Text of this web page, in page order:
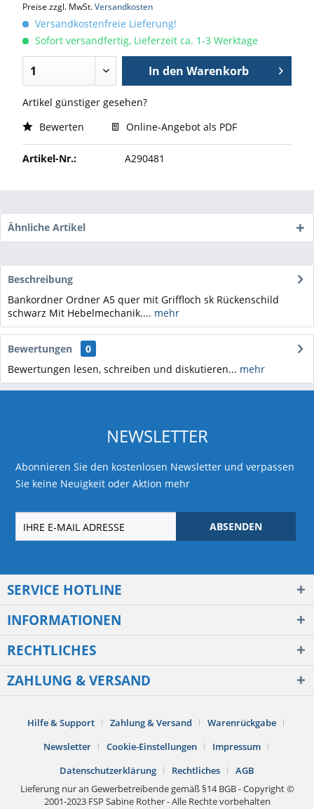
Preise zzgl. MwSt.Versandkosten
Versandkostenfreie Lieferung!
Sofort versandfertig, Lieferzeit ca. 1-3 Werktage
In den Warenkorb
Artikel günstiger gesehen?
Bewerten
Online-Angebot als PDF
Artikel-Nr.: A290481
Ähnliche Artikel
Beschreibung
Bankordner Ordner A5 quer mit Griffloch sk Rückenschild
schwarz Mit Hebelmechanik.... mehr
Bewertungen
0
Bewertungen lesen, schreiben und diskutieren... mehr
NEWSLETTER
Abonnieren Sie den kostenlosen Newsletter und verpassen
Sie keine Neuigkeit oder Aktion mehr
ABSENDEN
SERVICE HOTLINE
INFORMATIONEN
RECHTLICHES
ZAHLUNG & VERSAND
Hilfe & Support Zahlung & Versand
Warenrückgabe
Newsletter
Cookie-Einstellungen
Impressum
Datenschutzerklärung
Rechtliches
AGB
Lieferung nur an Gewerbetreibende gemäß §14 BGB - Copyright ©
2001-2023 FSP Sabine Rother - Alle Rechte vorbehalten